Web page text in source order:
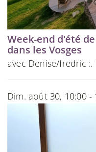
Week-end d'été
dans les Vosges
avec Denise/fredric :.
Dim. août 30, 10:00 -